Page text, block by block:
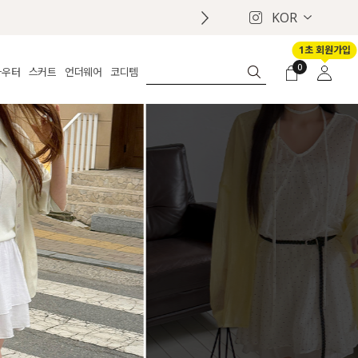
KOR
터
건
켓
/집업
트
딩
스커트
롱
데님
린넨
미니/미디
팬츠 스커트
언더웨어
보정웨어
브라
팬티
인견
나시/속바지
파자마
ETC
세트
코디템
MADE
신상
벨트
슈즈
백
쥬얼리
액세서리
양말/스타킹
세트
0
1초 회원가입
회원가입
마이페이지